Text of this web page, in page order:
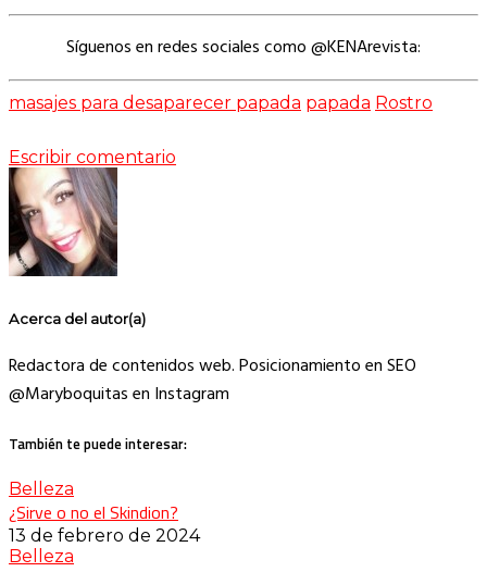
Síguenos en redes sociales como @KENArevista:
masajes para desaparecer papada papada Rostro
Escribir comentario
Acerca del autor(a)
Redactora de contenidos web. Posicionamiento en SEO
@Maryboquitas en Instagram
También te puede interesar:
Belleza
¿Sirve o no el Skindion?
13 de febrero de 2024
Belleza